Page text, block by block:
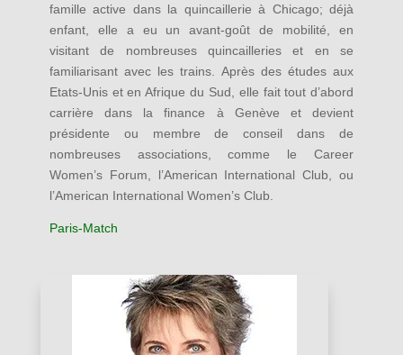
famille active dans la quincaillerie à Chicago; déjà
enfant, elle a eu un avant-goût de mobilité, en
visitant de nombreuses quincailleries et en se
familiarisant avec les trains. Après des études aux
Etats-Unis et en Afrique du Sud, elle fait tout d’abord
carrière dans la finance à Genève et devient
présidente ou membre de conseil dans de
nombreuses associations, comme le Career
Women’s Forum, l’American International Club, ou
l’American International Women’s Club.
Paris-Match